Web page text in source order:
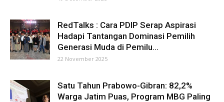
RedTalks : Cara PDIP Serap Aspirasi
Hadapi Tantangan Dominasi Pemilih
Generasi Muda di Pemilu...
22 November 2025
Satu Tahun Prabowo-Gibran: 82,2%
Warga Jatim Puas, Program MBG Paling